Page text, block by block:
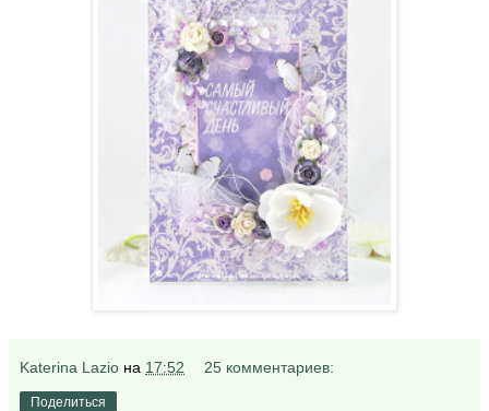
Katerina Lazio на 17:52 25 комментариев:
Поделиться